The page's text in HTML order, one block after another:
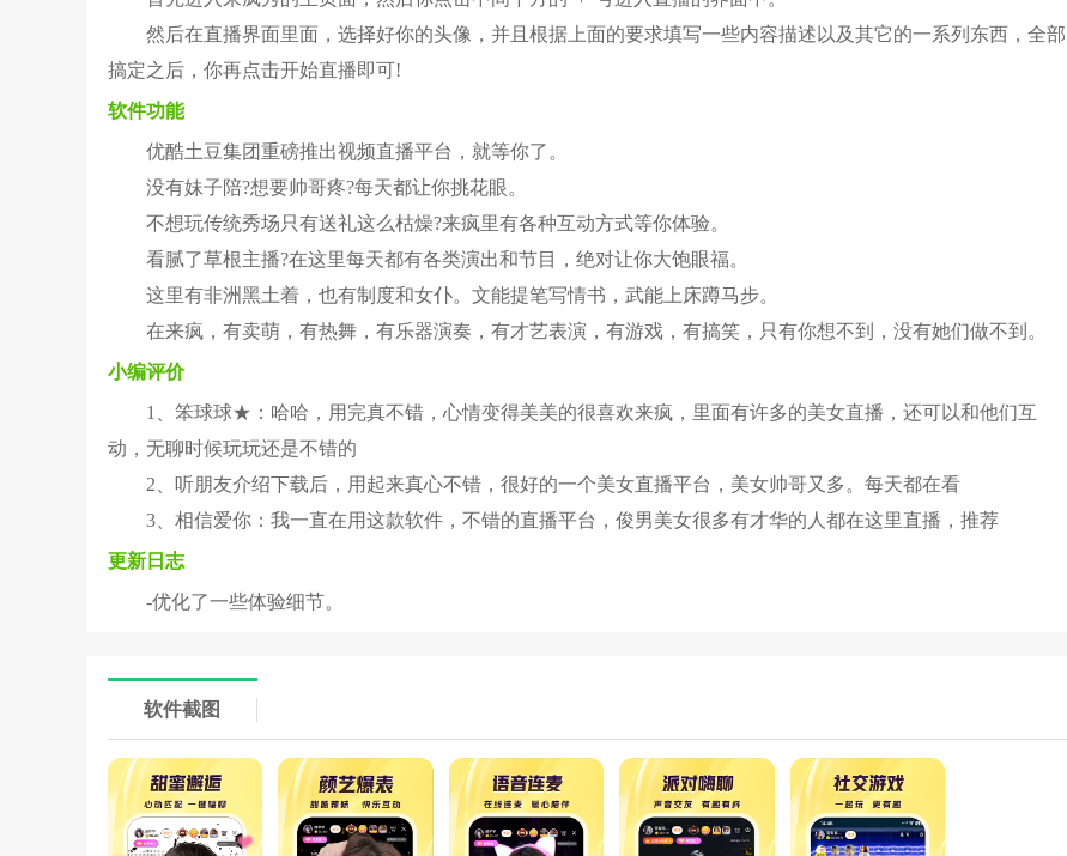
然后在直播界面里面，选择好你的头像，并且根据上面的要求填写一些内容描述以及其它的一系列东西，全部
搞定之后，你再点击开始直播即可!
软件功能
优酷土豆集团重磅推出视频直播平台，就等你了。
没有妹子陪?想要帅哥疼?每天都让你挑花眼。
不想玩传统秀场只有送礼这么枯燥?来疯里有各种互动方式等你体验。
看腻了草根主播?在这里每天都有各类演出和节目，绝对让你大饱眼福。
这里有非洲黑土着，也有制度和女仆。文能提笔写情书，武能上床蹲马步。
在来疯，有卖萌，有热舞，有乐器演奏，有才艺表演，有游戏，有搞笑，只有你想不到，没有她们做不到。
小编评价
1、笨球球★：哈哈，用完真不错，心情变得美美的很喜欢来疯，里面有许多的美女直播，还可以和他们互
动，无聊时候玩玩还是不错的
2、听朋友介绍下载后，用起来真心不错，很好的一个美女直播平台，美女帅哥又多。每天都在看
3、相信爱你：我一直在用这款软件，不错的直播平台，俊男美女很多有才华的人都在这里直播，推荐
更新日志
-优化了一些体验细节。
软件截图